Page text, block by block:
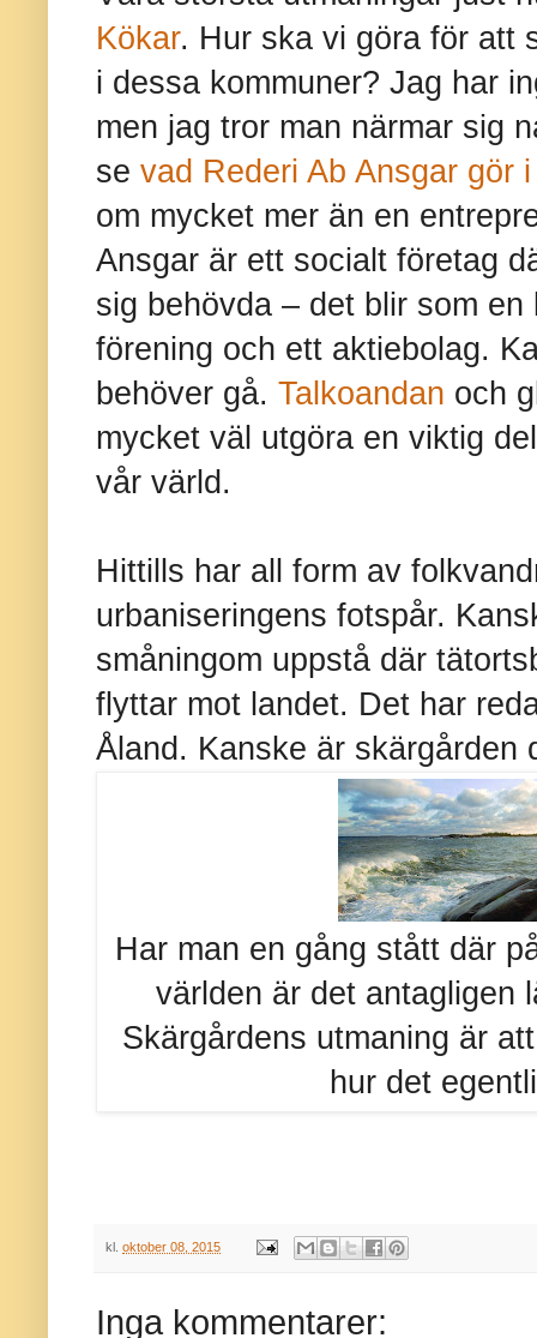
Kökar. Hur ska vi göra för att
i dessa kommuner? Jag har
men jag tror man närmar sig
se vad Rederi Ab Ansgar gör
om mycket mer än en
Ansgar är ett socialt företag
sig behövda – det blir som
förening och ett aktiebolag.
behöver gå. Talkoandan och
mycket väl utgöra en viktig
vår värld.
Hittills har all form av
urbaniseringens fotspår.
småningom uppstå där
flyttar mot landet. Det har
Åland. Kanske är skärgården
Har man en gång stått där
världen är det antagligen
Skärgårdens utmaning är
hur det
kl. oktober 08, 2015
Inga kommentarer: